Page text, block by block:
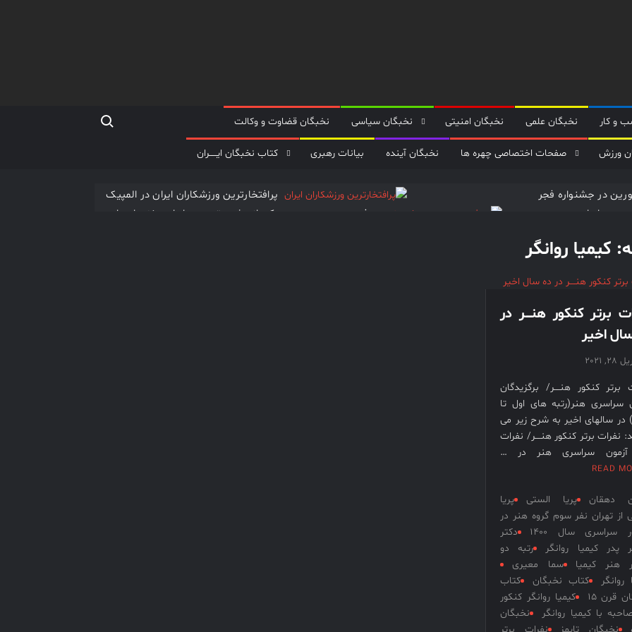
و کار نخبگان علمی نخبگان امنیتی نخبگان سیاسی نخبگان قضاوت و وکالت
ورزش صفحات اختصاصی چهره ها نخبگان آینده بیانات رهبری کتاب نخبگان ایـــــران
Search for:
پرافتخارترین ورزشکاران ایران در المپیک
در جشنواره فجر
پروفسور مجید سمیعی یکی از مشهورترین جراحان مغز و اعصاب
ایران
کیمیا روانگر
برتر کنکور هنــــر در
اخیر
2021
برتر کنکور هنــــر/ برگزیدگان
سراسری هنر(رتبه های اول تا
سالهای اخیر به شرح زیر می
نفرات برتر کنکور هنــــر/ نفرات
آزمون سراسری هنر در …
READ
دهقان پریا الستی
پریا
از تهران نفر سوم گروه هنر در
سراسری سال 1400
دکتر
پدر کیمیا روانگر
رتبه دو
هنر کیمیا
سما معیری
روانگر
کتاب نخبگان
کتاب
قرن 15
کیمیا روانگر کنکور
با کیمیا روانگر
نخبگان